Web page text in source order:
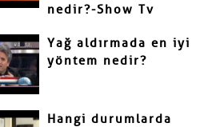
nedir?-Show Tv
Yağ aldırmada en iyi
yöntem nedir?
Hangi durumlarda